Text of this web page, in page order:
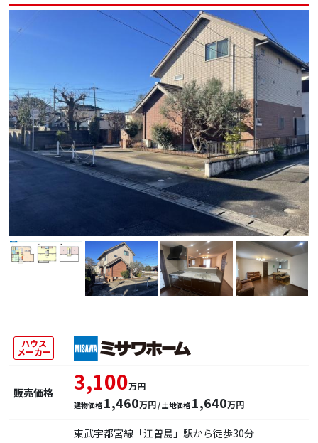
ハウス
メーカー
販売価格 3,100万円
建物価格 1,460万円/ 土地価格 1,640万円
東武宇都宮線「江曽島」駅から徒歩30分